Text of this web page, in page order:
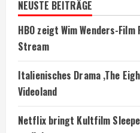
NEUSTE BEITRÄGE
HBO zeigt Wim Wenders-
Stream
Italienisches Drama ‚The
Videoland
Netflix bringt Kultfilm